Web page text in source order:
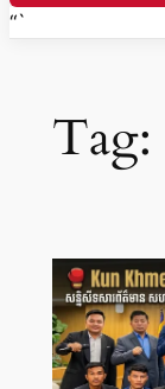
“`
Tag: